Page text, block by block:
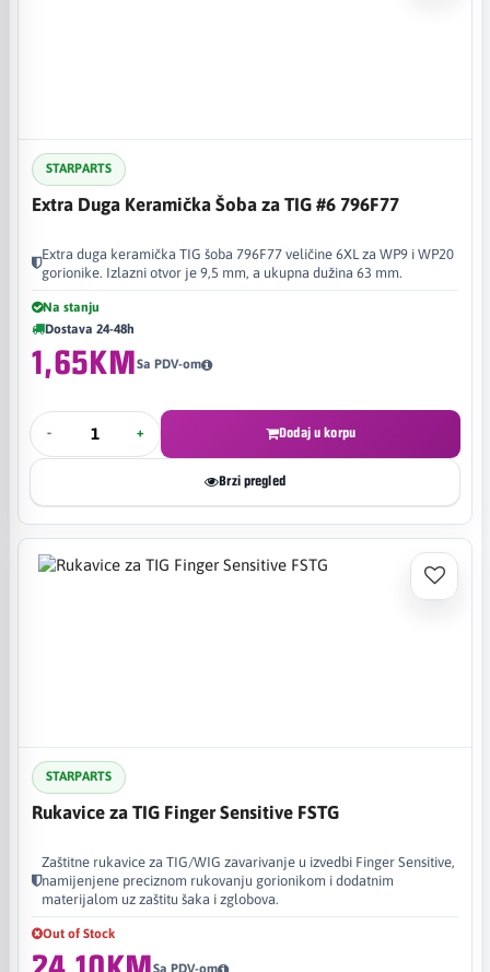
STARPARTS
Extra Duga Keramička Šoba za TIG #6 796F77
Extra duga keramička TIG šoba 796F77 veličine 6XL za WP9 i WP20
gorionike. Izlazni otvor je 9,5 mm, a ukupna dužina 63 mm.
Na stanju
Dostava 24-48h
1,65KMSa PDV-om
- + Dodaj u korpu
Brzi pregled
STARPARTS
Rukavice za TIG Finger Sensitive FSTG
Zaštitne rukavice za TIG/WIG zavarivanje u izvedbi Finger Sensitive,
namijenjene preciznom rukovanju gorionikom i dodatnim
materijalom uz zaštitu šaka i zglobova.
Out of Stock
Sa PDV-om